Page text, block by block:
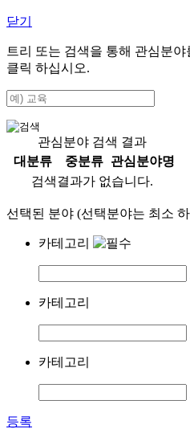
닫기
트리 또는 검색을 통해 관심분
클릭 하십시오.
관심분야 검색 결과
대분류
중분류
관심분야명
검색결과가 없습니다.
선택된 분야 (선택분야는 최소
카테고리
카테고리
카테고리
등록